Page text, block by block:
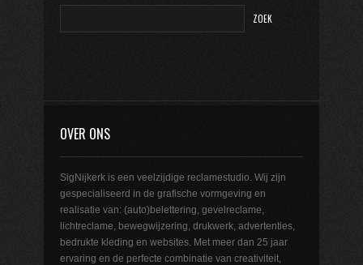
OVER ONS
SigNijkerk is een veelzijdige reclamestudio. Wij zijn
gespecialiseerd in de grafische vormgeving en
realisatie van: (auto)belettering, gevelreclame,
lichtreclame, bewegwijzering, drukwerk, advertenties,
bedrukte kleding en websites. Met meer dan 25 jaar
ervaring en de perfecte combinatie van creativiteit,